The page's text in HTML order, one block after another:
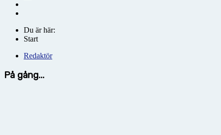
Du är här:
Start
Redaktör
På gång...